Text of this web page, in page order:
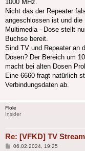
1000 MHz.
Nicht das der Repeater
angeschlossen ist und
Multimedia - Dose stellt
Buchse bereit.
Sind TV und Repeater an
Dosen? Der Bereich um
macht bei alten Dosen
Eine 6660 fragt natürlich
Verbindungsdaten ab.
Flole
Insider
Re: [VFKD] TV
Beitrag
06.02.2024, 19:25